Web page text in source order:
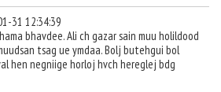
31 12:34:39
bhavdee. Ali ch gazar sain muu holildood
tsag ue ymdaa. Bolj butehgui bol
hen negniige horloj hvch hereglej bdg